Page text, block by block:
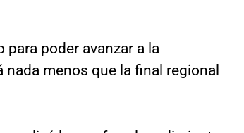
poder avanzar a la
menos que la final regional